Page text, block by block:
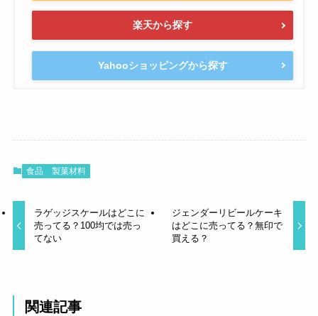
楽天から探す
Yahooショッピングから探す
食品 製菓材料
ラゲッジスケールはどこに
売ってる？100均では売っ
てない
ジェンダーリビールケーキ
はどこに売ってる？無印で
買える？
関連記事